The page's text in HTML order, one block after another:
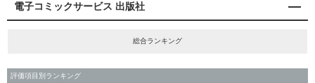
電子コミックサービス 出版社
総合ランキング
評価項目別ランキング